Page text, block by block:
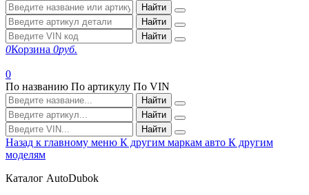
Найти
Найти
Найти
0Корзина 0руб.
0
По названию По артикулу По VIN
Найти
Найти
Найти
Назад к главному меню К другим маркам авто К другим
моделям
Каталог AutoDubok